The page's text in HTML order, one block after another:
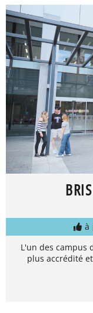
à
L'un des campus
plus accrédité